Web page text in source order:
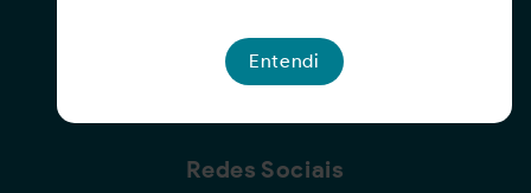
Criar Oportunidade
Redes Sociais
Entendi